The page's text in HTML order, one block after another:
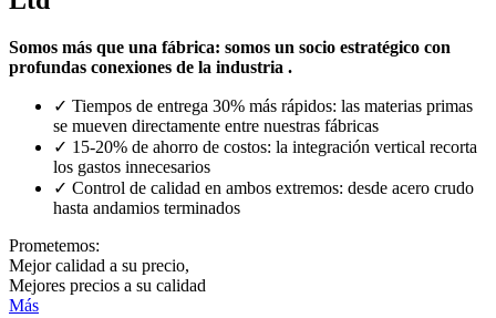
Somos más que una fábrica: somos un socio estratégico con
profundas conexiones de la industria .
✓ Tiempos de entrega 30% más rápidos: las materias primas
se mueven directamente entre nuestras fábricas
✓ 15-20% de ahorro de costos: la integración vertical recorta
los gastos innecesarios
✓ Control de calidad en ambos extremos: desde acero crudo
hasta andamios terminados
Prometemos:
Mejor calidad a su precio,
Mejores precios a su calidad
Más